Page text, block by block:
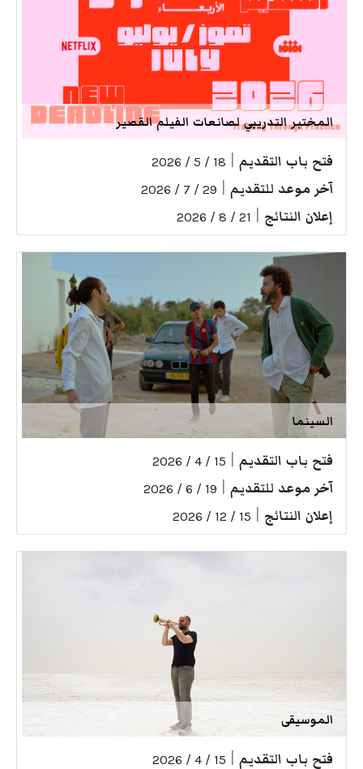
المختبر التدريبي لصانعات الفيلم القصير
فتح باب التقديم 18 / 5 / 2026
آخر موعد للتقديم 29 / 7 / 2026
إعلان النتائج 21 / 8 / 2026
السينما
فتح باب التقديم 15 / 4 / 2026
آخر موعد للتقديم 19 / 6 / 2026
إعلان النتائج 15 / 12 / 2026
الموسيقى
فتح باب التقديم 15 / 4 / 2026